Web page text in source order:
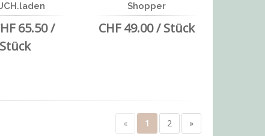
65.50 /
Stück
Shopper
CHF 49.00 / Stück
« 1 2 »